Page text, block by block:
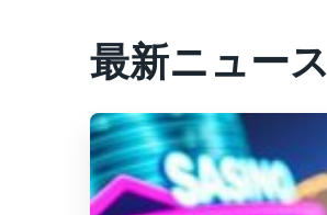
最新ニュース